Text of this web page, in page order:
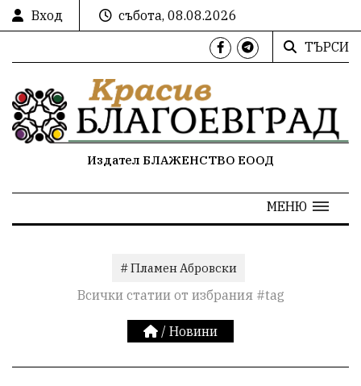
Вход
събота, 08.08.2026
ТЪРСИ
Издател БЛАЖЕНСТВО ЕООД
МЕНЮ
# Пламен Абровски
Всички статии от избрания #tag
/ Новини